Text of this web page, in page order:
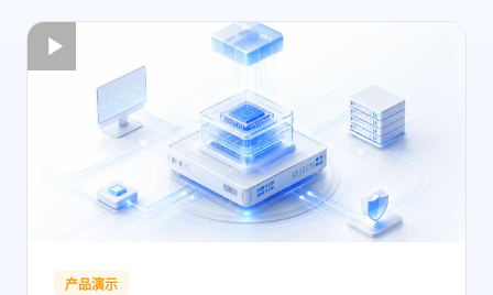
产品演示